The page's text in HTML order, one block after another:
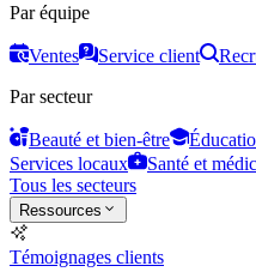
Par équipe
Ventes Service client
Par secteur
Beauté et bien-être
Services locaux
Santé et
Tous les secteurs
Ressources
Témoignages clients